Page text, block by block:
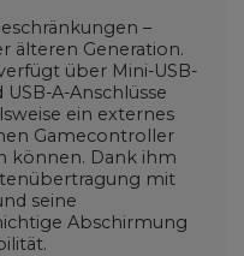
–
älteren Generation.
über Mini-USB-
A-Anschlüsse
ein externes
Gamecontroller
können. Dank ihm
mit
seine
Abschirmung